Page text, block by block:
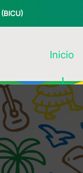
(BICU)
Inicio